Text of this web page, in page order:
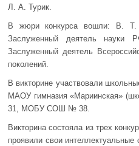
Л. А. Турик.
В жюри конкурса вошли: В. Т.
Заслуженный деятель науки
Заслуженный деятель
поколений.
В викторине участвовали
МАОУ гимназия
31, МОБУ СОШ № 38.
Викторина состояла из трех
проявили свои